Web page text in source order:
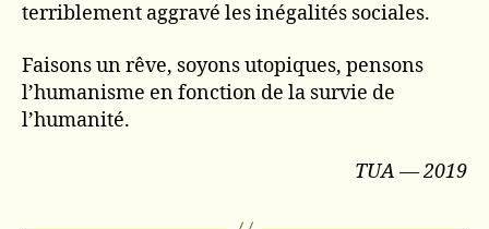
terriblement aggravé les inégalités sociales.
Faisons un rêve, soyons utopiques, pensons
l’humanisme en fonction de la survie de
l’humanité.
TUA — 2019